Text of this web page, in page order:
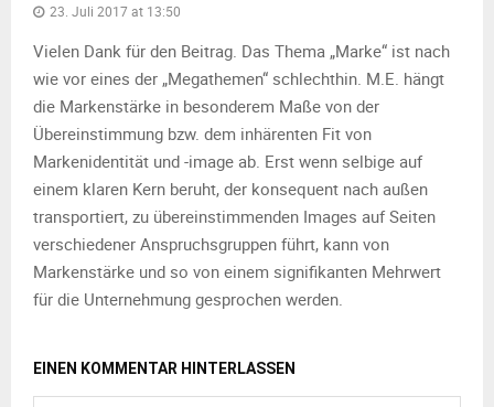
23. Juli 2017 at 13:50
Vielen Dank für den Beitrag. Das Thema „Marke“ ist nach
wie vor eines der „Megathemen“ schlechthin. M.E. hängt
die Markenstärke in besonderem Maße von der
Übereinstimmung bzw. dem inhärenten Fit von
Markenidentität und -image ab. Erst wenn selbige auf
einem klaren Kern beruht, der konsequent nach außen
transportiert, zu übereinstimmenden Images auf Seiten
verschiedener Anspruchsgruppen führt, kann von
Markenstärke und so von einem signifikanten Mehrwert
für die Unternehmung gesprochen werden.
EINEN KOMMENTAR HINTERLASSEN